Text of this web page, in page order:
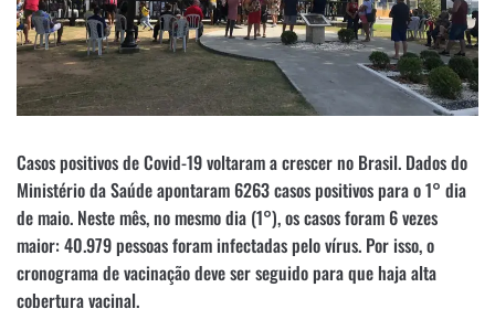
Casos positivos de Covid-19 voltaram a crescer no Brasil. Dados do
Ministério da Saúde apontaram 6263 casos positivos para o 1° dia
de maio. Neste mês, no mesmo dia (1°), os casos foram 6 vezes
maior: 40.979 pessoas foram infectadas pelo vírus. Por isso, o
cronograma de vacinação deve ser seguido para que haja alta
cobertura vacinal.